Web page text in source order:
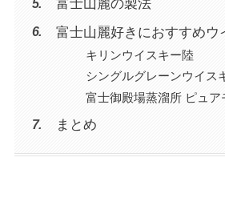
富士山麗の製法
富士山麗好きにおすすめウ
キリンウイスキー陸
シングルグレーンウイス
富士御殿場蒸溜所 ピュア
まとめ